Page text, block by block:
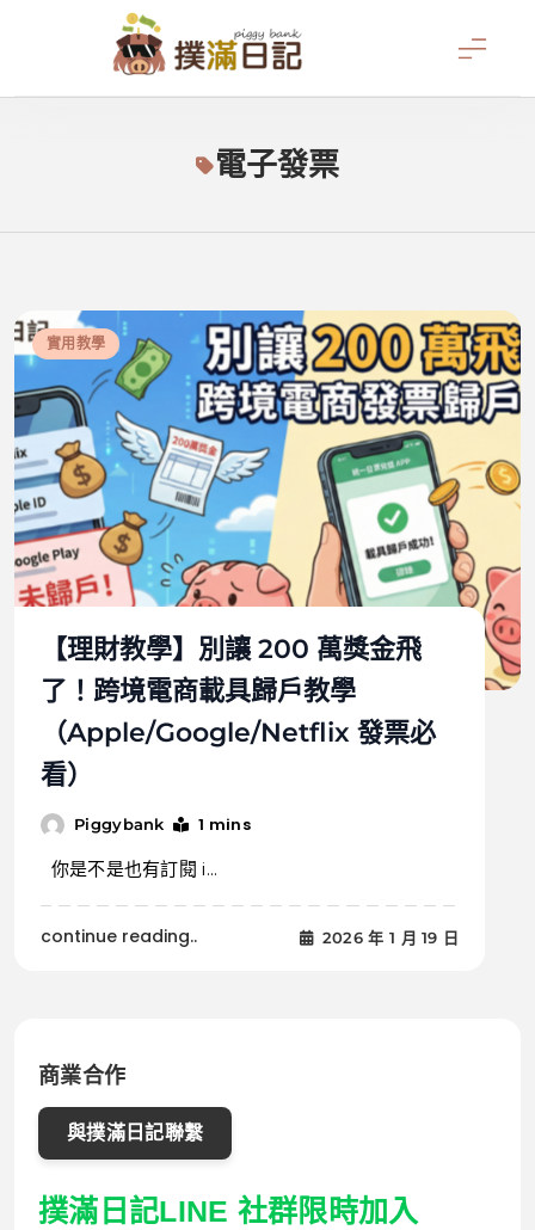
撲滿日記
電子發票
實用教學
【理財教學】別讓 200 萬獎金飛
了！跨境電商載具歸戶教學
（Apple/Google/Netflix 發票必
看）
Piggybank 1 mins
你是不是也有訂閱 i...
continue reading.. 2026 年 1 月 19 日
商業合作
與撲滿日記聯繫
撲滿日記LINE 社群限時加入